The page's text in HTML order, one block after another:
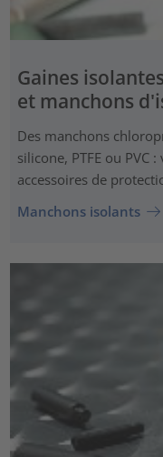
Gaines isolantes
et manchons
Des manchons
silicone, PTFE ou
accessoires de
Manchons isolants